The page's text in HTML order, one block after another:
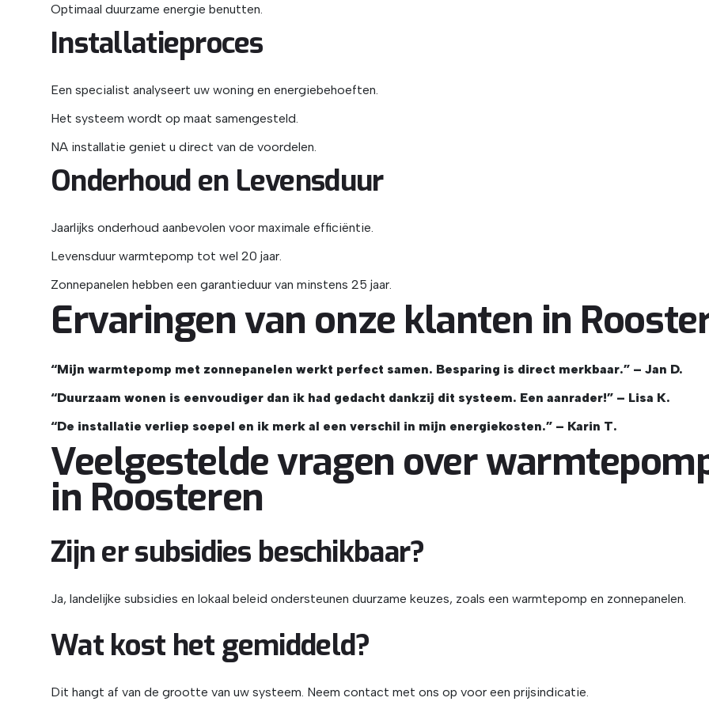
Optimaal duurzame energie benutten.
Installatieproces
Een specialist analyseert uw woning en energiebehoeften.
Het systeem wordt op maat samengesteld.
NA installatie geniet u direct van de voordelen.
Onderhoud en Levensduur
Jaarlijks onderhoud aanbevolen voor maximale efficiëntie.
Levensduur warmtepomp tot wel 20 jaar.
Zonnepanelen hebben een garantieduur van minstens 25 jaar.
Ervaringen van onze klanten in
“Mijn warmtepomp met zonnepanelen werkt perfect samen. Besparing is direct merkbaar.” – Jan D.
“Duurzaam wonen is eenvoudiger dan ik had gedacht dankzij dit systeem. Een aanrader!” – Lisa K.
“De installatie verliep soepel en ik merk al een verschil in mijn energiekosten.” – Karin T.
Veelgestelde vragen over
in Roosteren
Zijn er subsidies beschikbaar?
Ja, landelijke subsidies en lokaal beleid ondersteunen duurzame keuzes, zoals een warmtepomp en zonnepanelen.
Wat kost het gemiddeld?
Dit hangt af van de grootte van uw systeem. Neem contact met ons op voor een prijsindicatie.